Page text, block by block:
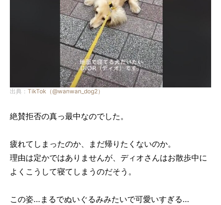
出典： TikTok（@wanwan_dog2）
絶賛拒否の真っ最中なのでした。
疲れてしまったのか、まだ帰りたくないのか。
理由は定かではありませんが、ディオさんはお散歩中に
よくこうして寝てしまうのだそう。
この姿…まるでぬいぐるみみたいで可愛いすぎる…